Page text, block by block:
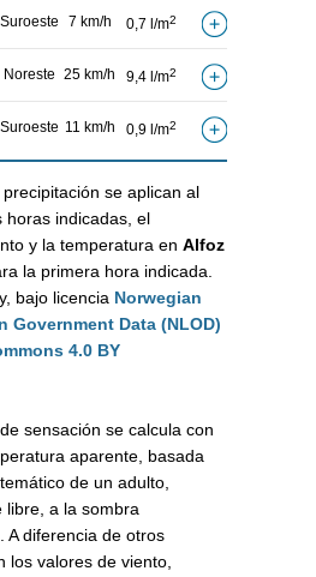
Suroeste 7 km/h 0,7 l/m2
Noreste 25 km/h 9,4 l/m2
Suroeste 11 km/h 0,9 l/m2
se aplican al
horas indicadas, el
y la temperatura en Alfoz
la primera hora indicada.
bajo licencia Norwegian
Government Data (NLOD)
4.0 BY
sensación se calcula con
aparente, basada
de un adulto,
libre, a la sombra
A diferencia de otros
los valores de viento,